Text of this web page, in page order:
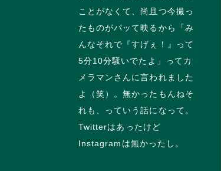
ことがなくて、尚且つ今撮っ
たものがパッて映るから「み
んなそれで『すげぇ！』って
5分10分騒いでたよ」ってカ
メラマンさんに言われました
よ（笑）。無かったもんねそ
れも、っていう話になって。
Twitterはあったけど
Instagramは無かったし。